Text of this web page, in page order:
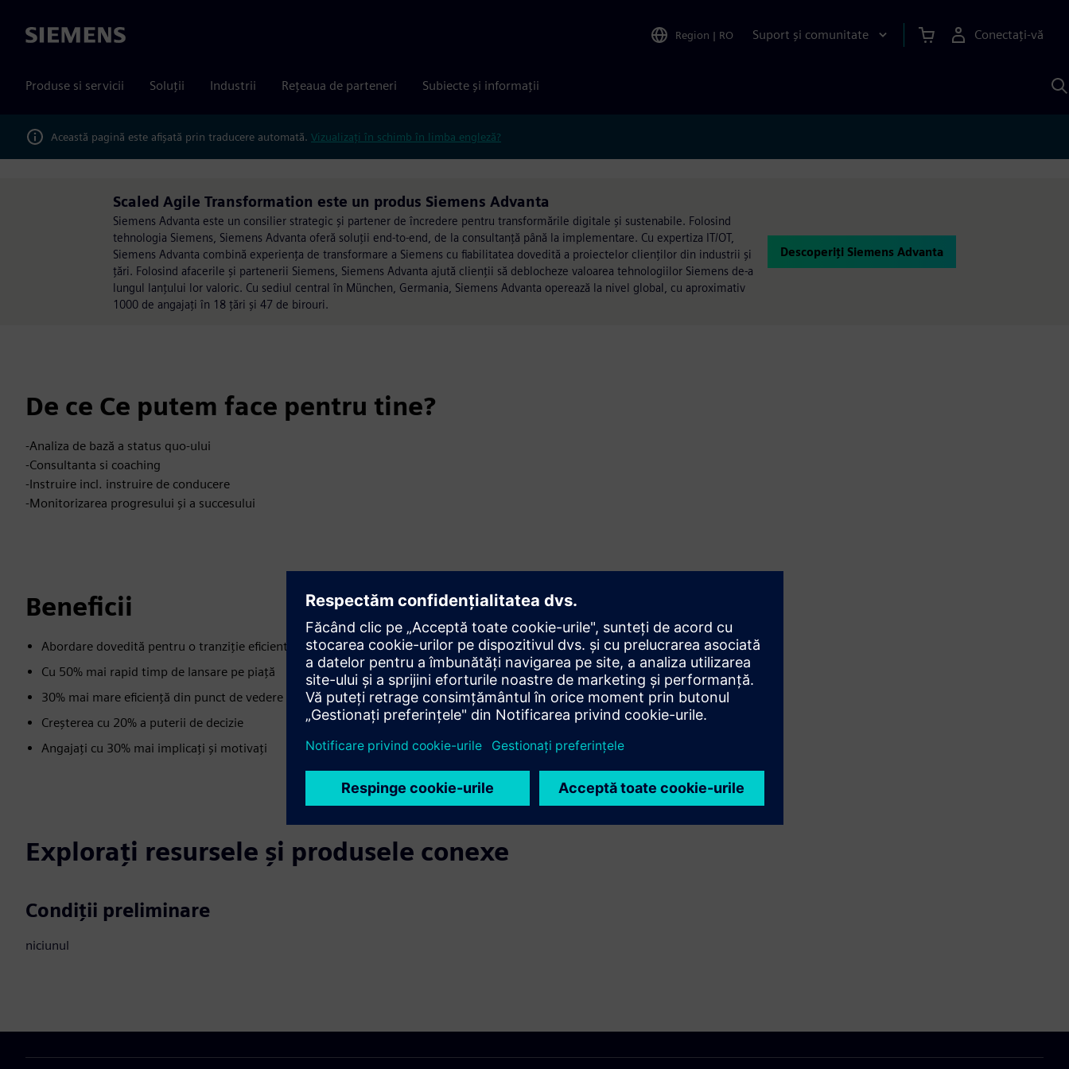
Siemens Region | RO Suport și comunitate Conectați-vă
Produse si servicii Soluții Industrii Rețeaua de parteneri Subiecte și informații
Această pagină este afișată prin traducere automată. Vizualizați în schimb în limba engleză?
Scaled Agile Transformation este un produs Siemens Advanta
Siemens Advanta este un consilier strategic și partener de încredere pentru transformările digitale și sustenabile. Folosind
tehnologia Siemens, Siemens Advanta oferă soluții end-to-end, de la consultanță până la implementare. Cu expertiza IT/OT,
Siemens Advanta combină experiența de transformare a Siemens cu fiabilitatea dovedită a proiectelor clienților din industrii și
țări. Folosind afacerile și partenerii Siemens, Siemens Advanta ajută clienții să deblocheze valoarea tehnologiilor Siemens de-a
lungul lanțului lor valoric. Cu sediul central în München, Germania, Siemens Advanta operează la nivel global, cu aproximativ
1000 de angajați în 18 țări și 47 de birouri.
Descoperiți Siemens Advanta
De ce Ce putem face pentru tine?
-Analiza de bază a status quo-ului
-Consultanta si coaching
-Instruire incl. instruire de conducere
-Monitorizarea progresului și a succesului
Beneficii
Abordare dovedită pentru o tranziție eficientă și accelerată
Cu 50% mai rapid timp de lansare pe piață
30% mai mare eficiență din punct de vedere al costurilor
Creșterea cu 20% a puterii de decizie
Angajați cu 30% mai implicați și motivați
Explorați resursele și produsele conexe
Condiții preliminare
niciunul